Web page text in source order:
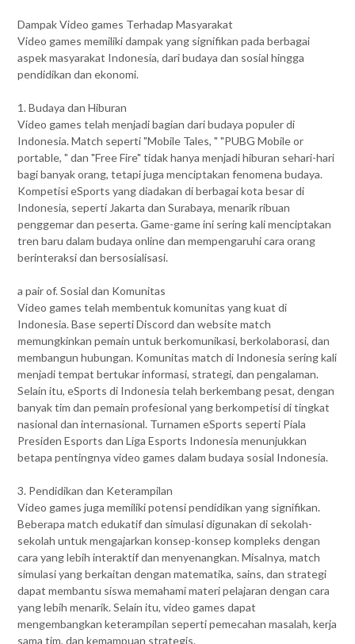
Dampak Video games Terhadap Masyarakat
Video games memiliki dampak yang signifikan pada berbagai
aspek masyarakat Indonesia, dari budaya dan sosial hingga
pendidikan dan ekonomi.
1. Budaya dan Hiburan
Video games telah menjadi bagian dari budaya populer di
Indonesia. Match seperti "Mobile Tales, " "PUBG Mobile or
portable, " dan "Free Fire" tidak hanya menjadi hiburan sehari-hari
bagi banyak orang, tetapi juga menciptakan fenomena budaya.
Kompetisi eSports yang diadakan di berbagai kota besar di
Indonesia, seperti Jakarta dan Surabaya, menarik ribuan
penggemar dan peserta. Game-game ini sering kali menciptakan
tren baru dalam budaya online dan mempengaruhi cara orang
berinteraksi dan bersosialisasi.
a pair of. Sosial dan Komunitas
Video games telah membentuk komunitas yang kuat di
Indonesia. Base seperti Discord dan website match
memungkinkan pemain untuk berkomunikasi, berkolaborasi, dan
membangun hubungan. Komunitas match di Indonesia sering kali
menjadi tempat bertukar informasi, strategi, dan pengalaman.
Selain itu, eSports di Indonesia telah berkembang pesat, dengan
banyak tim dan pemain profesional yang berkompetisi di tingkat
nasional dan internasional. Turnamen eSports seperti Piala
Presiden Esports dan Liga Esports Indonesia menunjukkan
betapa pentingnya video games dalam budaya sosial Indonesia.
3. Pendidikan dan Keterampilan
Video games juga memiliki potensi pendidikan yang signifikan.
Beberapa match edukatif dan simulasi digunakan di sekolah-
sekolah untuk mengajarkan konsep-konsep kompleks dengan
cara yang lebih interaktif dan menyenangkan. Misalnya, match
simulasi yang berkaitan dengan matematika, sains, dan strategi
dapat membantu siswa memahami materi pelajaran dengan cara
yang lebih menarik. Selain itu, video games dapat
mengembangkan keterampilan seperti pemecahan masalah, kerja
sama tim, dan kemampuan strategis.